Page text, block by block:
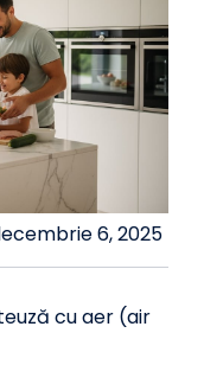
6, 2025
cu aer (air